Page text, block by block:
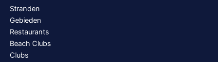
Stranden
Gebieden
Restaurants
Beach Clubs
Clubs